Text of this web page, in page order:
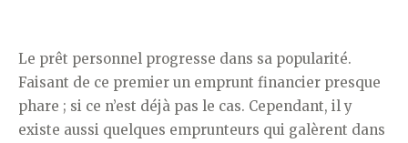
Le prêt personnel progresse dans sa popularité.
Faisant de ce premier un emprunt financier presque
phare ; si ce n’est déjà pas le cas. Cependant, il y
existe aussi quelques emprunteurs qui galèrent dans